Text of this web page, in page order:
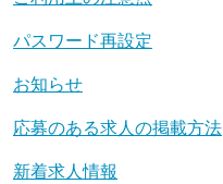
パスワード再設定
お知らせ
応募のある求人の掲載方法
新着求人情報